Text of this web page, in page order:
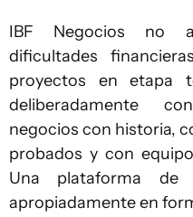
IBF Negocios no
dificultades
proyectos en etapa
deliberadamente
negocios con historia,
probados y con
Una plataforma de
apropiadamente en